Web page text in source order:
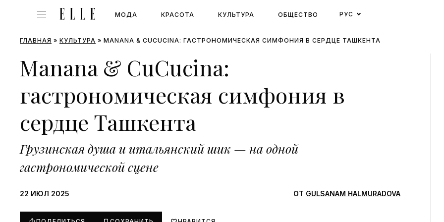
МОДА КРАСОТА КУЛЬТУРА ОБЩЕСТВО РУС
ГЛАВНАЯ » КУЛЬТУРА » MANANA & CUCUCINA: ГАСТРОНОМИЧЕСКАЯ СИМФОНИЯ В СЕРДЦЕ ТАШКЕНТА
Manana & CuCucina:
гастрономическая симфония в
сердце Ташкента
Грузинская душа и итальянский шик — на одной
гастрономической сцене
22 ИЮЛ 2025 ОТ GULSANAM HALMURADOVA